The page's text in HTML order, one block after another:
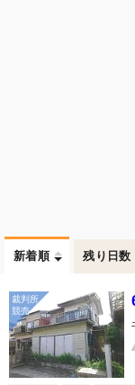
新着順 残り日数